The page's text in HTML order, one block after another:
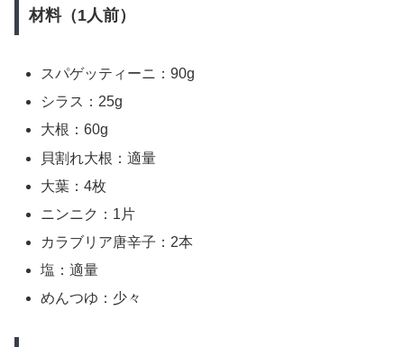
材料（1人前）
スパゲッティーニ：90g
シラス：25g
大根：60g
貝割れ大根：適量
大葉：4枚
ニンニク：1片
カラブリア唐辛子：2本
塩：適量
めんつゆ：少々